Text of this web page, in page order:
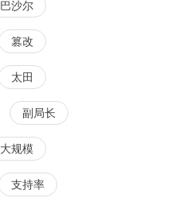
巴沙尔
篡改
太田
副局长
大规模
支持率